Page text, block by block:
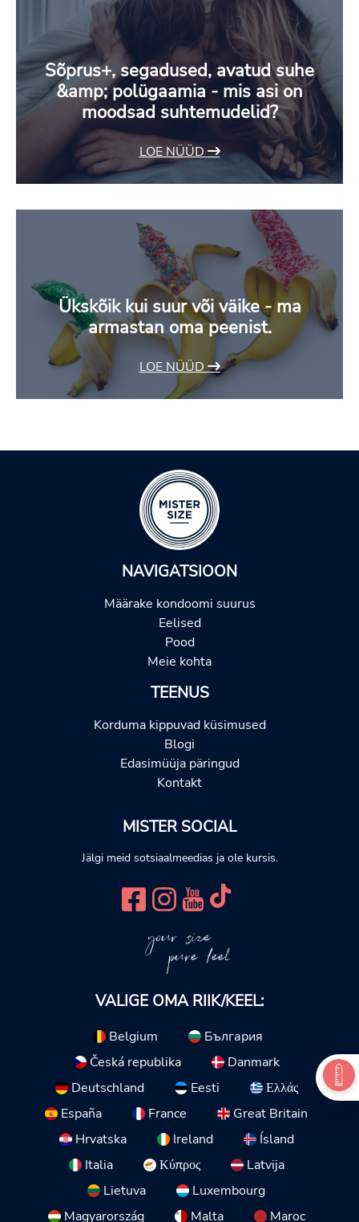
Sõprus+, segadused, avatud suhe
&amp; polügaamia - mis asi on
moodsad suhtemudelid?
LOE NÜÜD
Ükskõik kui suur või väike - ma
armastan oma peenist.
LOE NÜÜD
NAVIGATSIOON
Määrake kondoomi suurus
Eelised
Pood
Meie kohta
TEENUS
Korduma kippuvad küsimused
Blogi
Edasimüüja päringud
Kontakt
MISTER SOCIAL
Jälgi meid sotsiaalmeedias ja ole kursis.
your size
pure feel
VALIGE OMA RIIK/KEEL:
Belgium
България
Česká republika
Danmark
Deutschland
Eesti
Ελλάς
España
France
Great Britain
Hrvatska
Ireland
Ísland
Italia
Κύπρος
Latvija
Lietuva
Luxembourg
Magyarország
Malta Maroc